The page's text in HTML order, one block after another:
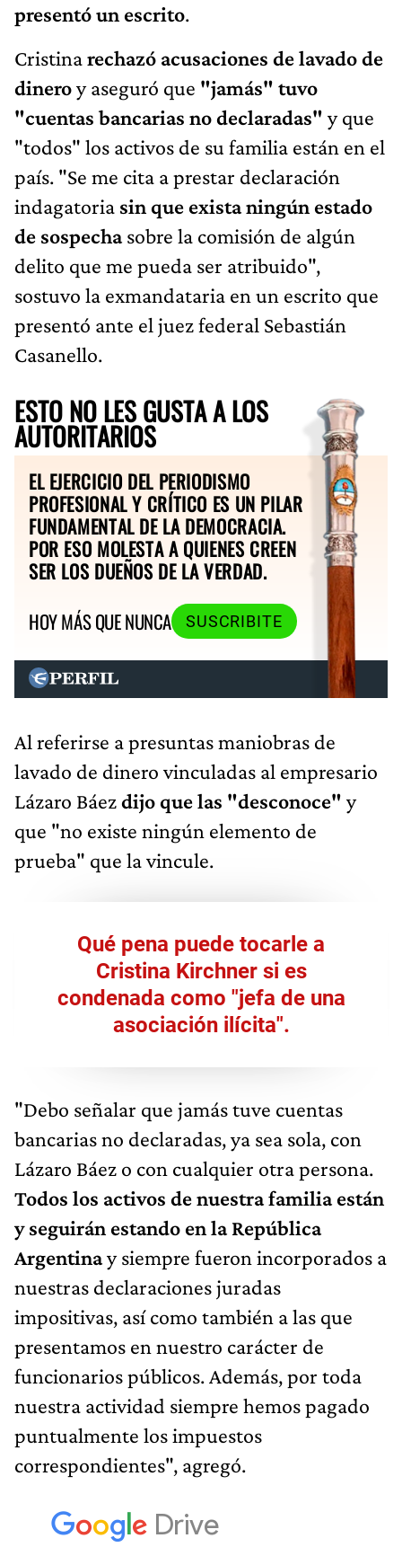
presentó un escrito.
Cristinarechazó acusaciones de lavado de
dineroy aseguró que "jamás" tuvo
"cuentas bancarias no declaradas" y que
"todos" los activos de su familia están en el
país. "Se me cita a prestar declaración
indagatoria sin que exista ningún estado
de sospechasobre la comisión de algún
delito que me pueda ser atribuido",
sostuvo la exmandataria en un escrito que
presentó ante el juez federal Sebastián
Casanello.
ESTO NO LES GUSTA A LOS
AUTORITARIOS
EL EJERCICIO DEL PERIODISMO
PROFESIONAL Y CRÍTICO ES UN PILAR
FUNDAMENTAL DE LA DEMOCRACIA.
POR ESO MOLESTA A QUIENES CREEN
SER LOS DUEÑOS DE LA VERDAD.
HOY MÁS QUE NUNCA
SUSCRIBITE
Al referirse a presuntas maniobras de
lavado de dinero vinculadas al empresario
Lázaro Báezdijo que las "desconoce" y
que "no existe ningún elemento de
prueba" que la vincule.
Qué pena puede tocarle a
Cristina Kirchner si es
condenada como "jefa de una
asociación ilícita".
"Debo señalar que jamás tuve cuentas
bancarias no declaradas, ya sea sola, con
Lázaro Báez o con cualquier otra persona.
Todos los activos de nuestra familia están
y seguirán estando en la República
Argentinay siempre fueron incorporados a
nuestras declaraciones juradas
impositivas, así como también a las que
presentamos en nuestro carácter de
funcionarios públicos. Además, por toda
nuestra actividad siempre hemos pagado
puntualmente los impuestos
correspondientes", agregó.